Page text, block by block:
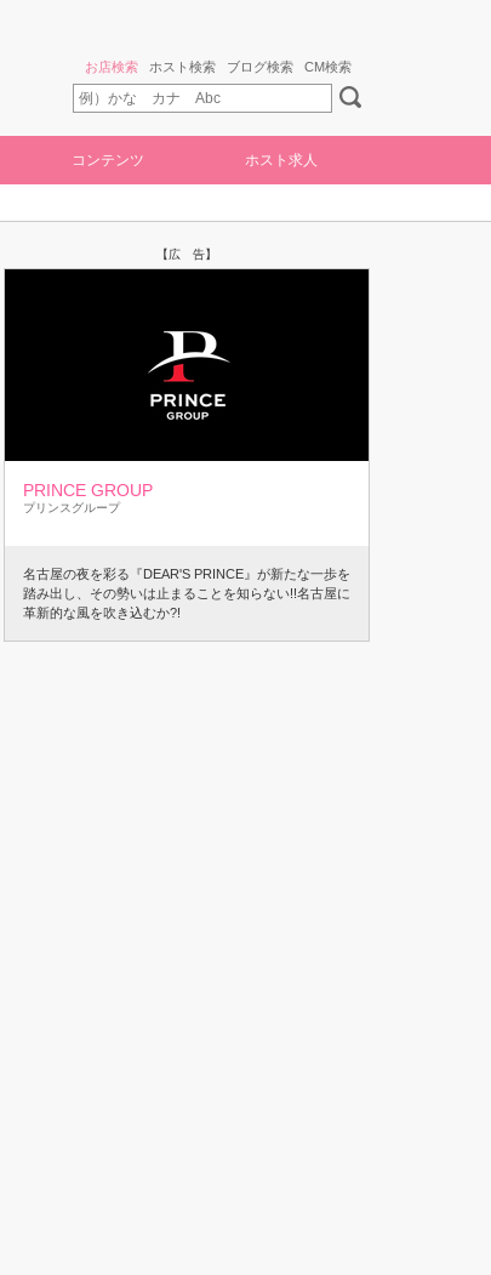
お店検索 ホスト検索 ブログ検索 CM検索
コンテンツ ホスト求人
【広 告】
PRINCE GROUP
プリンスグループ
名古屋の夜を彩る『DEAR'S PRINCE』が新たな一歩を
踏み出し、その勢いは止まることを知らない!!名古屋に
革新的な風を吹き込むか?!